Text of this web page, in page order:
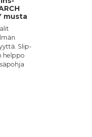
musta
Slip-
helppo